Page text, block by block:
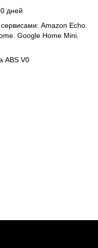
дней
Amazon Echo.
Google Home Mini.
ABS V0